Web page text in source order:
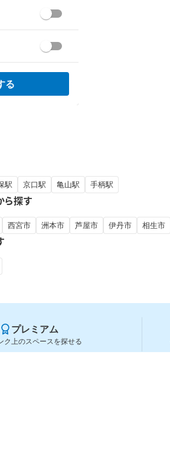
る
駅 京口駅 亀山駅 手柄駅
ら探す
西宮市 洲本市 芦屋市 伊丹市 相生市
プレミアム
ク上のスペースを探せる